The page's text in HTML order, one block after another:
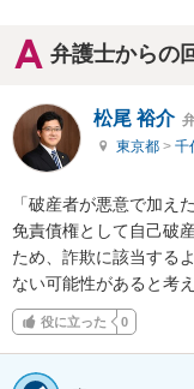
弁護士からの
松尾 裕介
東京都 > 千
「破産者が悪意で加え
免責債権として自己破
ため、詐欺に該当する
ない可能性があると考
役に立った 0